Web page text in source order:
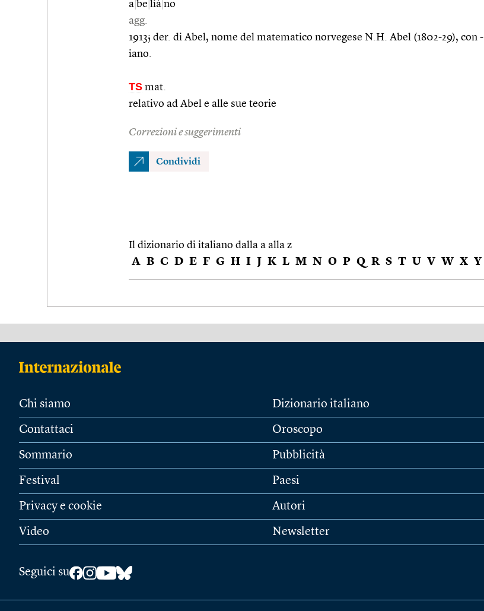
a be lià no
agg.
1913; der. di Abel, nome del matematico norvegese N.H. Abel (1802-29), con -
iano.
TS mat.
relativo ad Abel e alle sue teorie
Correzioni e suggerimenti
Condividi
Il dizionario di italiano dalla a alla z
A B C D E F G H I J K L M N O P Q R S T U V W X Y
Chi siamo
Contattaci
Sommario
Festival
Privacy e cookie
Video
Dizionario italiano
Oroscopo
Pubblicità
Paesi
Autori
Newsletter
Seguici su